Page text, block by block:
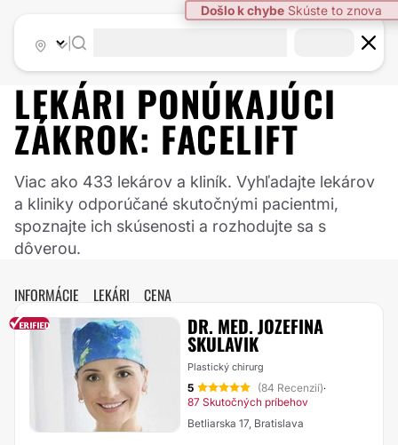
LEKÁRI PONÚKAJÚCI
ZÁKROK: FACELIFT
Viac ako 433 lekárov a kliník. Vyhľadajte lekárov
a kliniky odporúčané skutočnými pacientmi,
spoznajte ich skúsenosti a rozhodujte sa s
dôverou.
INFORMÁCIE LEKÁRI CENA
DR. MED. JOZEFINA
SKULAVIK
Plastický chirurg
5 (84 Recenzií)·
87 Skutočných príbehov
Betliarska 17, Bratislava